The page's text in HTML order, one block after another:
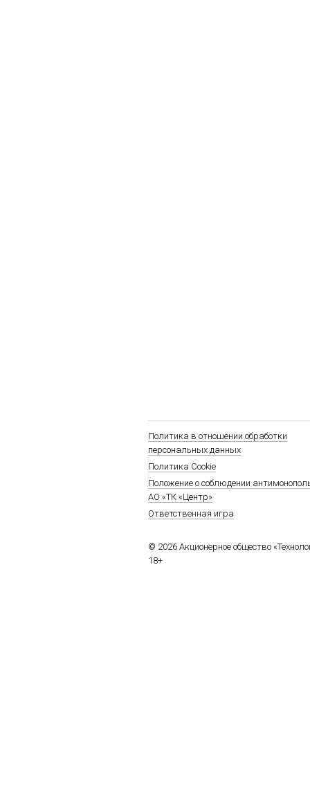
Политика в отношении обработки
персональных данных
Политика Cookie
Положение о соблюдении
АО «ТК «Центр»
Ответственная игра
© 2026 Акционерное общество
18+